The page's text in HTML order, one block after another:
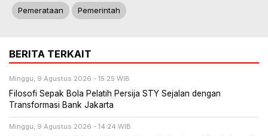
Pemerataan Pemerintah
BERITA TERKAIT
Minggu, 9 Agustus 2026 - 15:25 WIB
Filosofi Sepak Bola Pelatih Persija STY Sejalan dengan
Transformasi Bank Jakarta
Minggu, 9 Agustus 2026 - 14:24 WIB